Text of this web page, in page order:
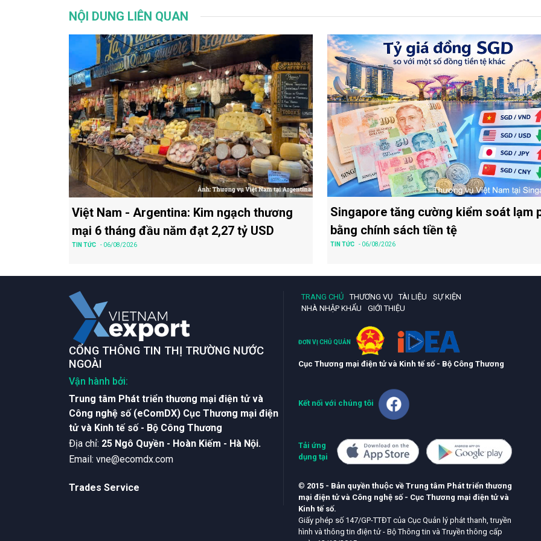
NỘI DUNG LIÊN QUAN
Việt Nam - Argentina: Kim ngạch thương
mại 6 tháng đầu năm đạt 2,27 tỷ USD
TIN TỨC - 06/08/2026
Singapore tăng cường kiểm soát lạm
bằng chính sách tiền tệ
TIN TỨC - 06/08/2026
CỔNG THÔNG TIN THỊ TRƯỜNG NƯỚC
NGOÀI
Vận hành bởi:
Trung tâm Phát triển thương mại điện tử và
Công nghệ số (eComDX) Cục Thương mại điện
tử và Kinh tế số - Bộ Công Thương
Ðịa chỉ: 25 Ngô Quyền - Hoàn Kiếm - Hà Nội.
Email: vne@ecomdx.com
Trades Service
TRANG CHỦ THƯƠNG VỤ TÀI LIỆU
SỰ KIỆN
NHÀ NHẬP KHẨU
GIỚI THIỆU
ĐƠN VỊ CHỦ QUẢN
Cục Thương mại điện tử và Kinh tế số - Bộ Công Thương
Kết nối với chúng tôi
Tải ứng
dụng tại
© 2015 - Bản quyền thuộc về Trung tâm Phát triển thương
mại điện tử và Công nghệ số - Cục Thương mại điện tử và
Kinh tế số.
Giấy phép số 147/GP-TTĐT của Cục Quản lý phát thanh, truyền
hình và thông tin điện tử - Bộ Thông tin và Truyền thông cấp